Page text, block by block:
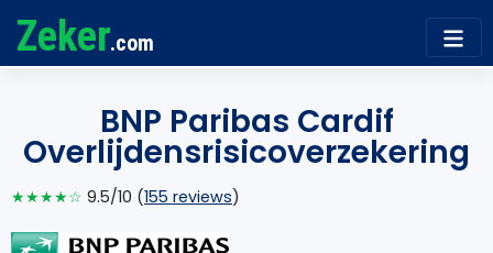
Zeker.com
BNP Paribas Cardif
Overlijdensrisicoverzekering
★★★★☆ 9.5/10 (155 reviews)